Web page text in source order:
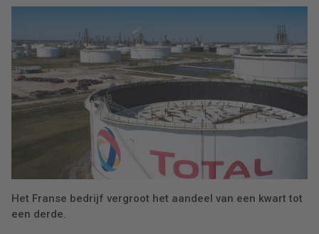
Het Franse bedrijf vergroot het aandeel van een kwart tot
een derde.